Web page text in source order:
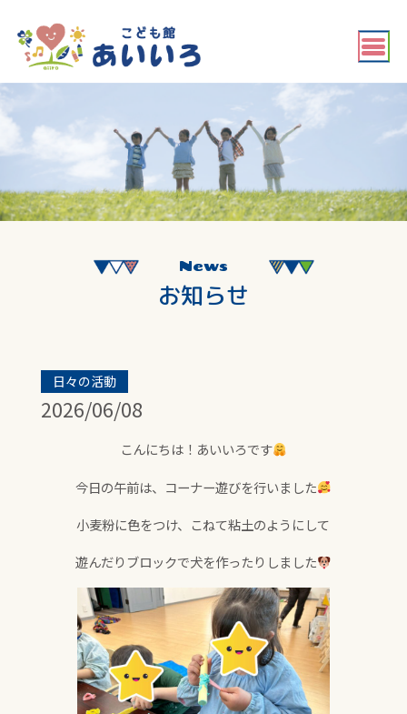
News
お知らせ
日々の活動
2026/06/08
こんにちは！あいいろです
今日の午前は、コーナー遊びを行いました
小麦粉に色をつけ、こねて粘土のようにして
遊んだりブロックで犬を作ったりしました